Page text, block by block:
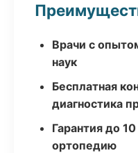
Врачи с
наук
Бесплатная
диагностика
Гарантия до
ортопедию